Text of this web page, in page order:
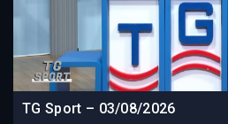
TG Sport – 03/08/2026